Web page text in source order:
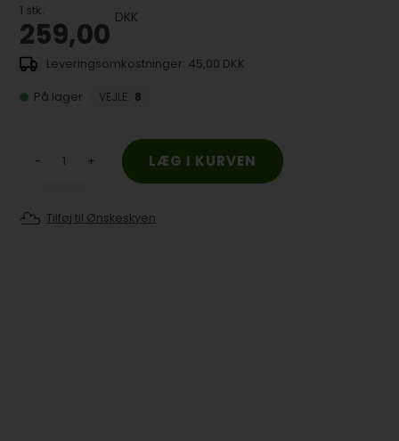
1 stk.
259,00 DKK
45,00 DKK
På lager
VEJLE: 8
- +
Tilføj til Ønskeskyen